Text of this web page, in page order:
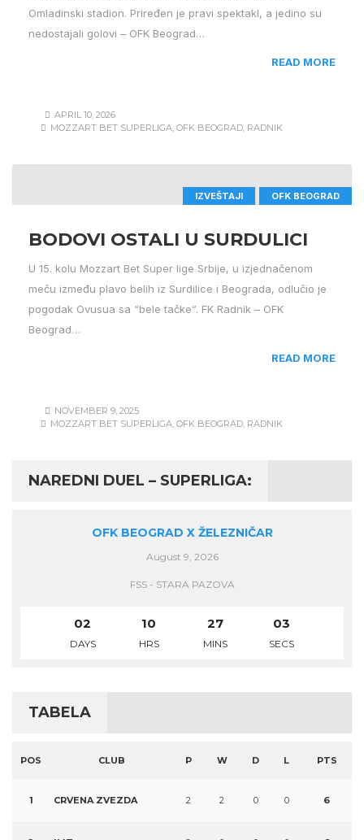
Omladinski stadion. Priređen je pravi spektakl, a jedino su
nedostajali golovi – OFK Beograd…
READ MORE
APRIL 10, 2026
MOZZART BET SUPERLIGA OFK BEOGRAD RADNIK
IZVEŠTAJI OFK BEOGRAD
BODOVI OSTALI U SURDULICI
U 15. kolu Mozzart Bet Super lige Srbije, u izjednačenom
meču između plavo belih iz Surdilice i Beograda, odlučio je
pogodak Ovusua sa “bele tačke”. FK Radnik – OFK
Beograd…
READ MORE
NOVEMBER 9, 2025
MOZZART BET SUPERLIGA OFK BEOGRAD RADNIK
NAREDNI DUEL – SUPERLIGA:
OFK BEOGRAD X ŽELEZNIČAR
August 9, 2026
FSS - STARA PAZOVA
02
DAYS
10
HRS
27
MINS
03
SECS
TABELA
POS CLUB P W D L PTS
1 CRVENA ZVEZDA 2 2 0 0 6